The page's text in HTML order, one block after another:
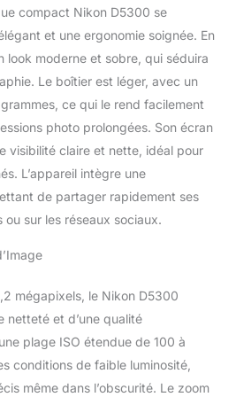
photo</b>: SLR Kit
<b>Type de
capteur</b>: CMOS
focale</b>: 18 - 105 mm
<b>Monture d'objectif
d'interface</b>: Nikon F
compact Nikon D5300 se
et une ergonomie soignée. En
look moderne et sobre, qui séduira
Le boîtier est léger, avec un
ce qui le rend facilement
photo prolongées. Son écran
visibilité claire et nette, idéal pour
L’appareil intègre une
de partager rapidement ses
sur les réseaux sociaux.
mégapixels, le Nikon D5300
netteté et d’une qualité
plage ISO étendue de 100 à
conditions de faible luminosité,
même dans l’obscurité. Le zoom